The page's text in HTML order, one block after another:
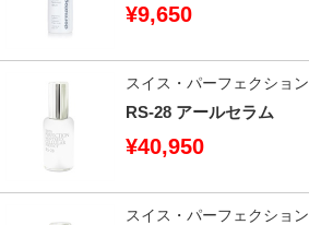
¥9,650
スイス・パーフェクション
RS-28 アールセラム
¥40,950
スイス・パーフェクション